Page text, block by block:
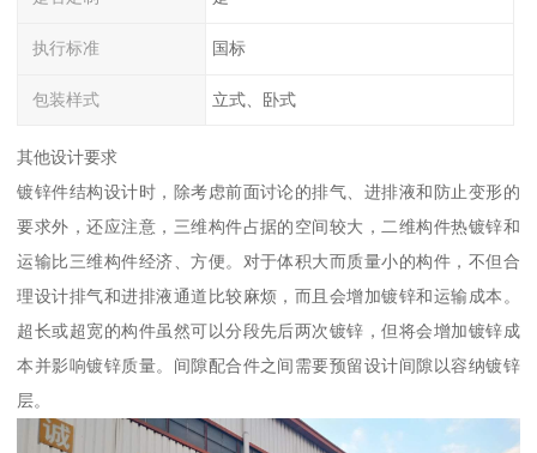
执行标准 国标
包装样式 立式、卧式
其他设计要求
镀锌件结构设计时，除考虑前面讨论的排气、进排液和防止变形的
要求外，还应注意，三维构件占据的空间较大，二维构件热镀锌和
运输比三维构件经济、方便。对于体积大而质量小的构件，不但合
理设计排气和进排液通道比较麻烦，而且会增加镀锌和运输成本。
超长或超宽的构件虽然可以分段先后两次镀锌，但将会增加镀锌成
本并影响镀锌质量。间隙配合件之间需要预留设计间隙以容纳镀锌
层。